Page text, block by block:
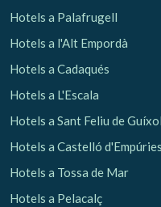
Hotels a Palafrugell
Hotels a l'Alt Empordà
Hotels a Cadaqués
Hotels a L'Escala
Hotels a Sant Feliu de
Hotels a Castelló d'Empúries
Hotels a Tossa de Mar
Hotels a Pelacalç